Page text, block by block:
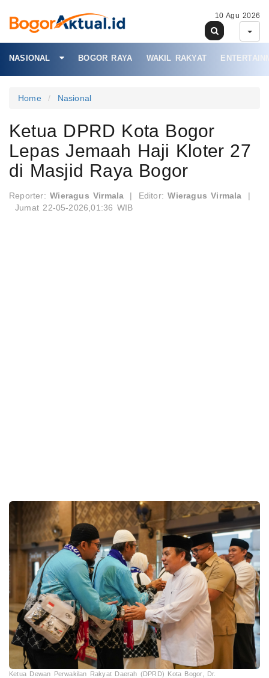
10 Agu 2026
NASIONAL BOGOR RAYA WAKIL RAKYAT
Home Nasional
Ketua DPRD Kota Bogor
Lepas Jemaah Haji Kloter 27
di Masjid Raya Bogor
Reporter:Wieragus Virmala | Editor:Wieragus Virmala
|
Jumat 22-05-2026,01:36 WIB
Ketua Dewan Perwakilan Rakyat Daerah (DPRD) Kota Bogor, Dr.